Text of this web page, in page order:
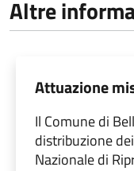
Altre
Attuazione
Il Comune di
distribuzione
Nazionale di